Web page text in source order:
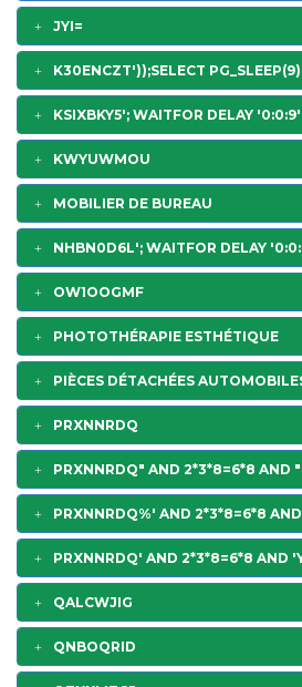
JYI=
K30ENCZT'));SELECT
KSIXBKY5'; WAITFOR DELAY
KWYUWMOU
MOBILIER DE BUREAU
NHBN0D6L'; WAITFOR DELAY
OW1OOGMF
PHOTOTHÉRAPIE ESTHÉTIQUE
PIÈCES DÉTACHÉES
PRXNNRDQ
PRXNNRDQ" AND 2*3*8=6*8 AND
PRXNNRDQ%' AND 2*3*8=6*8
PRXNNRDQ' AND 2*3*8=6*8 AND
QALCWJIG
QNBOQRID